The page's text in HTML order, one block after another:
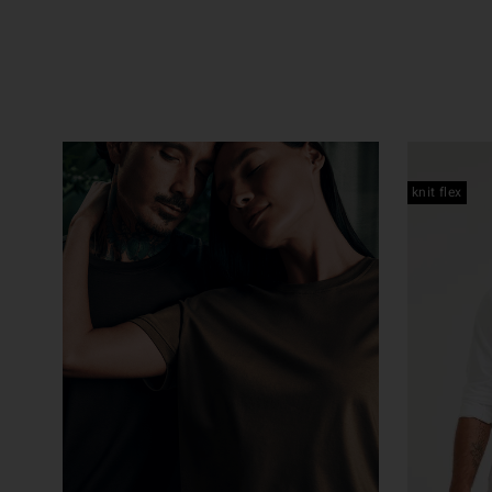
knit flex